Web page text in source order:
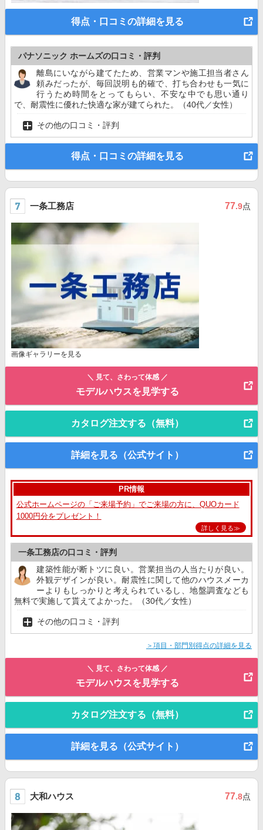
得点・口コミの詳細を見る
パナソニック ホームズの口コミ・評判
離島にいながら建てたため、営業マンや施工担当者さん
頼みだったが、毎回説明も的確で、打ち合わせも一気に
行うため時間をとってもらい、不安な中でも思い通り
で、耐震性に優れた快適な家が建てられた。（40代／女性）
その他の口コミ・評判
得点・口コミの詳細を見る
一条工務店 77.9点
画像ギャラリーを見る
＼ 見て、さわって体感 ／
モデルハウスを見学する
カタログ注文する（無料）
詳細を見る（公式サイト）
PR情報
公式ホームページの「ご来場予約」でご来場の方に、QUOカード
1000円分をプレゼント！
詳しく見る≫
一条工務店の口コミ・評判
建築性能が断トツに良い。営業担当の人当たりが良い。
外観デザインが良い。耐震性に関して他のハウスメーカ
ーよりもしっかりと考えられているし、地盤調査なども
無料で実施して貰えてよかった。（30代／女性）
その他の口コミ・評判
＞項目・部門別得点の詳細を見る
＼ 見て、さわって体感 ／
モデルハウスを見学する
カタログ注文する（無料）
詳細を見る（公式サイト）
大和ハウス 77.8点